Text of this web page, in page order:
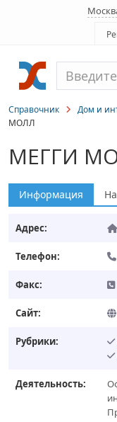
Справочник Дом и
МОЛЛ
МЕГГИ
Информация
Адрес:
Телефон:
Факс:
Сайт:
Рубрики:
Деятельность: